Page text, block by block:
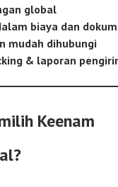
global
biaya dan
mudah dihubungi
& laporan
Keenam